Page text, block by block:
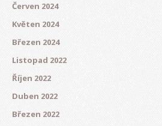
Červen 2024
Květen 2024
Březen 2024
Listopad 2022
Říjen 2022
Duben 2022
Březen 2022